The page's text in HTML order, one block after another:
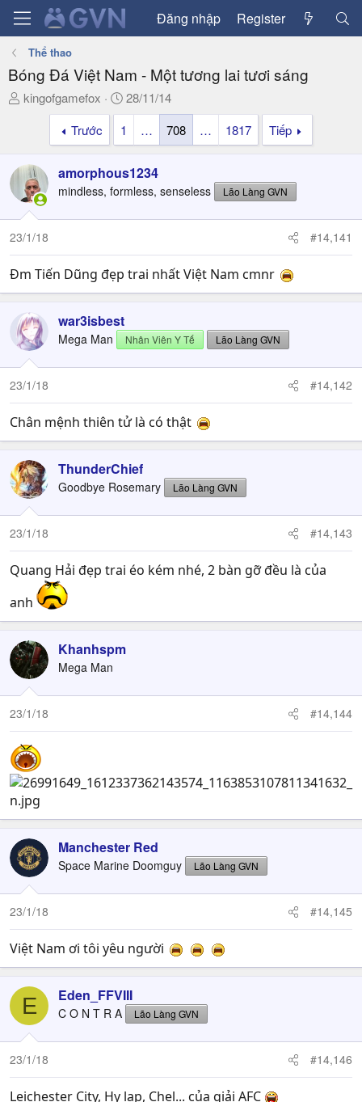
Đăng nhập Register
Thể thao
Bóng Đá Việt Nam - Một tương lai tươi sáng
T
a
d
s
t
a
e
kingofgamefox
N
g
y
ử
i
28/11/14
Trước
1 … 708 … 1817 Tiếp
amorphous1234
mindless, formless, senseless Lão Làng GVN
23/1/18 #14,141
Đm Tiến Dũng đẹp trai nhất Việt Nam cmnr
war3isbest
Mega Man Nhân Viên Y Tế Lão Làng GVN
23/1/18 #14,142
Chân mệnh thiên tử là có thật
ThunderChief
Goodbye Rosemary Lão Làng GVN
23/1/18 #14,143
Quang Hải đẹp trai éo kém nhé, 2 bàn gỡ đều là của
anh
Khanhspm
Mega Man
23/1/18 #14,144
Manchester Red
Space Marine Doomguy Lão Làng GVN
23/1/18 #14,145
Việt Nam ơi tôi yêu người
E Eden_FFVIII
C O N T R A Lão Làng GVN
23/1/18 #14,146
Leichester City, Hy lạp, Chel... của giải AFC